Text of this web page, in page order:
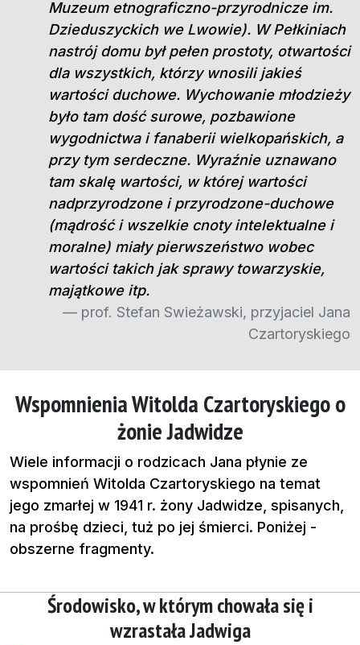
Muzeum etnograficzno-przyrodnicze im.
Dzieduszyckich we Lwowie). W Pełkiniach
nastrój domu był pełen prostoty, otwartości
dla wszystkich, którzy wnosili jakieś
wartości duchowe. Wychowanie młodzieży
było tam dość surowe, pozbawione
wygodnictwa i fanaberii wielkopańskich, a
przy tym serdeczne. Wyraźnie uznawano
tam skalę wartości, w której wartości
nadprzyrodzone i przyrodzone-duchowe
(mądrość i wszelkie cnoty intelektualne i
moralne) miały pierwszeństwo wobec
wartości takich jak sprawy towarzyskie,
majątkowe itp.
prof. Stefan Swieżawski, przyjaciel Jana
Czartoryskiego
Wspomnienia Witolda Czartoryskiego o
żonie Jadwidze
Wiele informacji o rodzicach Jana płynie ze
wspomnień Witolda Czartoryskiego na temat
jego zmarłej w 1941 r. żony Jadwidze, spisanych,
na prośbę dzieci, tuż po jej śmierci. Poniżej -
obszerne fragmenty.
Środowisko, w którym chowała się i
wzrastała Jadwiga